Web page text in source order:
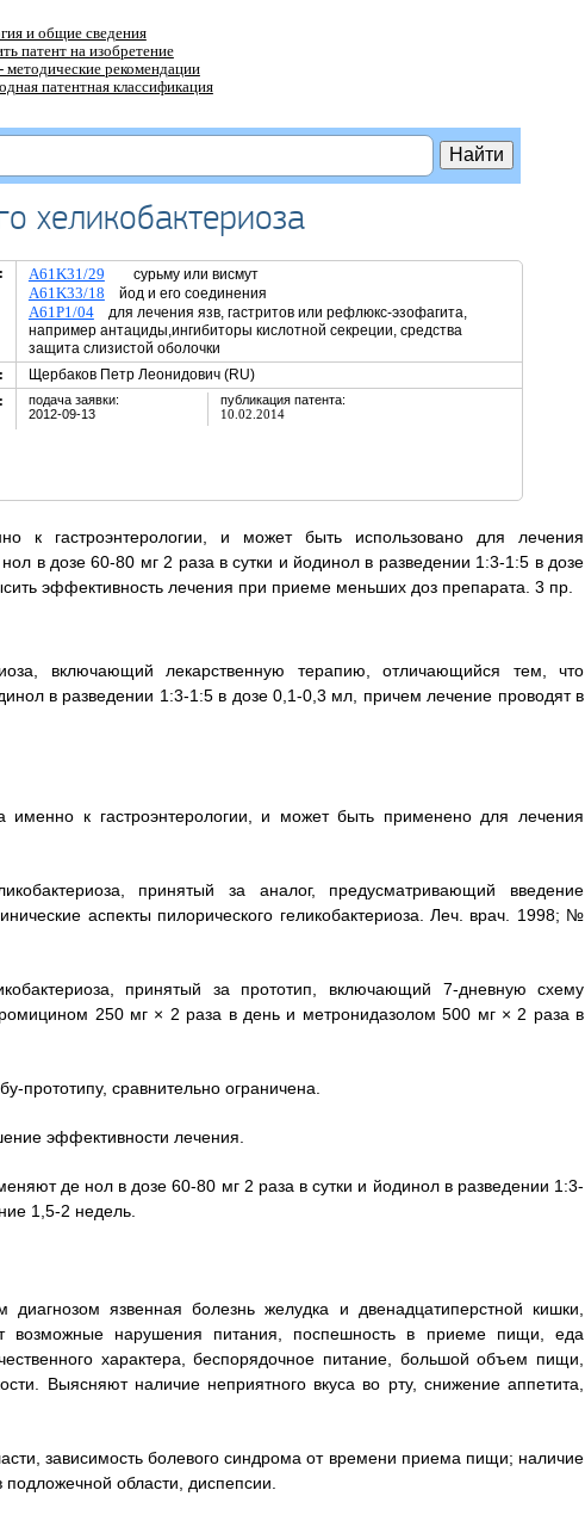
и общие сведения
патент на изобретение
методические рекомендации
патентная классификация
хеликобактериоза
A61K31/29 сурьму или висмут
A61K33/18 йод и его соединения
A61P1/04для лечения язв, гастритов или рефлюкс-эзофагита,
например антациды,ингибиторы кислотной секреции, средства
защита слизистой оболочки
Щербаков Петр Леонидович (RU)
подача заявки:
2012-09-13
публикация патента:
10.02.2014
к гастроэнтерологии, и может быть использовано для лечения
в дозе 60-80 мг 2 раза в сутки и йодинол в разведении 1:3-1:5 в дозе
эффективность лечения при приеме меньших доз препарата. 3 пр.
включающий лекарственную терапию, отличающийся тем, что
в разведении 1:3-1:5 в дозе 0,1-0,3 мл, причем лечение проводят в
именно к гастроэнтерологии, и может быть применено для лечения
принятый за аналог, предусматривающий введение
аспекты пилорического геликобактериоза. Леч. врач. 1998; №
принятый за прототип, включающий 7-дневную схему
250 мг × 2 раза в день и метронидазолом 500 мг × 2 раза в
прототипу, сравнительно ограничена.
эффективности лечения.
де нол в дозе 60-80 мг 2 раза в сутки и йодинол в разведении 1:3-
1,5-2 недель.
язвенная болезнь желудка и двенадцатиперстной кишки,
возможные нарушения питания, поспешность в приеме пищи, еда
характера, беспорядочное питание, большой объем пищи,
Выясняют наличие неприятного вкуса во рту, снижение аппетита,
зависимость болевого синдрома от времени приема пищи; наличие
области, диспепсии.